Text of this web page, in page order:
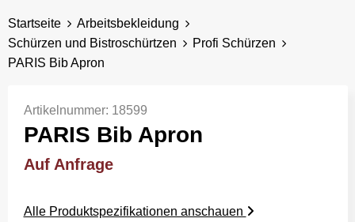
Startseite
Arbeitsbekleidung
Schürzen und Bistroschürtzen
Profi Schürzen
PARIS Bib Apron
Artikelnummer: 18599
PARIS Bib Apron
Auf Anfrage
Alle Produktspezifikationen anschauen